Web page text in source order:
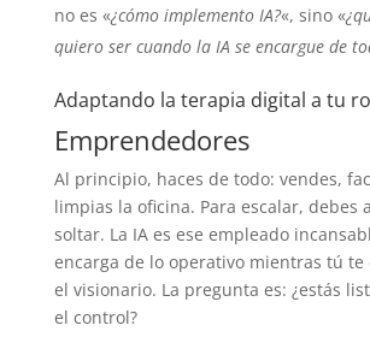
no es «¿cómo implemento IA?«, sino «
quiero ser cuando la IA se encargue de
Adaptando la terapia digital a tu
Emprendedores
Al principio, haces de todo: vendes,
limpias la oficina. Para escalar, debes
soltar. La IA es ese empleado
encarga de lo operativo mientras tú te
el visionario. La pregunta es: ¿estás
el control?